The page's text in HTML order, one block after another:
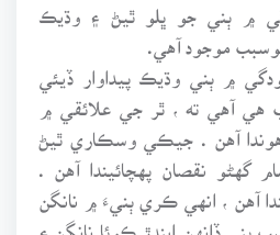
۾ ٻني جو ڀلو ٿيڻ ۽ وڌيڪ
جوسبب موجود آهي.
۾ ٻني وڌيڪ پيداوار ڏيئي
آهي ته ، ٿر جي علائقي ۾
هوندا آهن . جيڪي وسڪاري ٿيڻ
گهڻو نقصان پهچائيندا آهن .
آهن ، انهي ڪري ٻنيءَ ۾ نانگن
ٻني ڏانهن ايندڙ ڪوئا نانگن ۽